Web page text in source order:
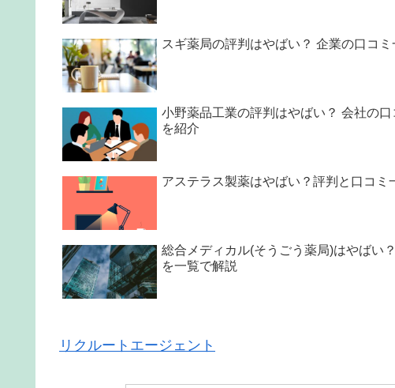
スギ薬局の評判はやばい？ 企業の口コ
小野薬品工業の評判はやばい？ 会社の
を紹介
アステラス製薬はやばい？評判と口コ
総合メディカル(そうごう薬局)はやばい
を一覧で解説
リクルートエージェント